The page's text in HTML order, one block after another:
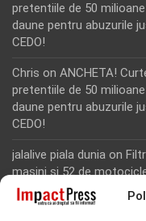
pretentiile de 50
daune pentru abuzurile
CEDO!
Chris on ANCHETA!
pretentiile de 50
daune pentru abuzurile
CEDO!
jalalive piala dunia on
masini si 52 de
Rodion Camatoritul on